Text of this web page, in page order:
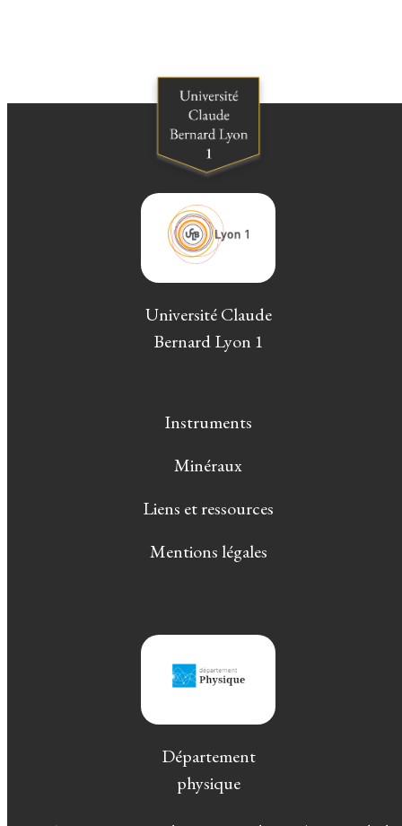
Université Claude
Bernard Lyon 1
Instruments
Minéraux
Liens et ressources
Mentions légales
Département
physique